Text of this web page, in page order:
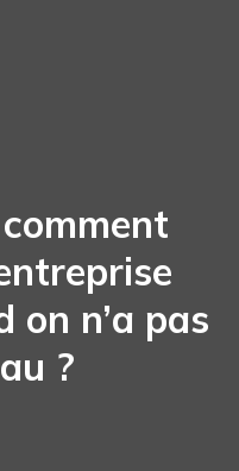
on n’a pas
?